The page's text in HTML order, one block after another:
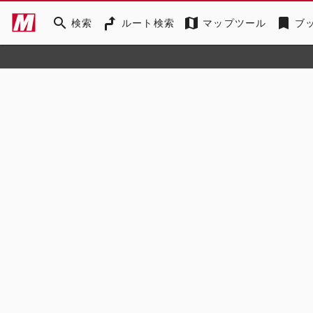
search 検索 ルート検索 map マップツール bookmark ブ